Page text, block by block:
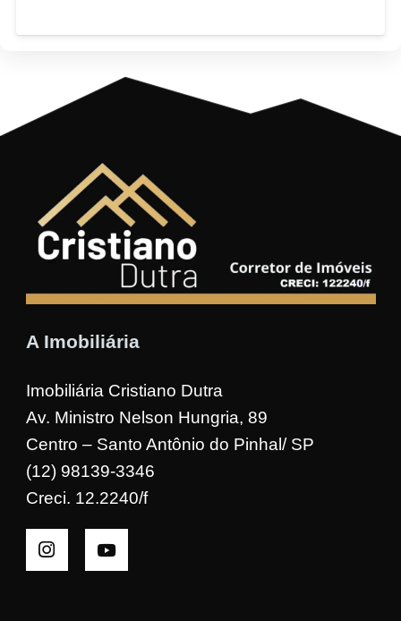
A Imobiliária
Imobiliária Cristiano Dutra
Av. Ministro Nelson Hungria, 89
Centro – Santo Antônio do Pinhal/ SP
(12) 98139-3346
Creci. 12.2240/f